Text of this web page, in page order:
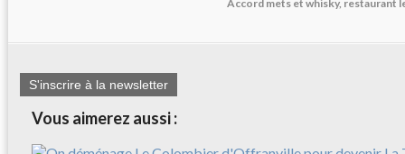
Accord mets et whisky, restaurant
S'inscrire à la newsletter
Vous aimerez aussi :